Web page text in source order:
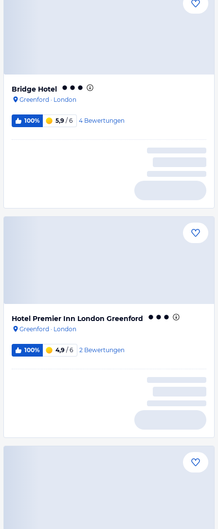
Bridge Hotel
Greenford · London
100% 5,9 / 6 4 Bewertungen
Hotel Premier Inn London Greenford
Greenford · London
100% 4,9 / 6 2 Bewertungen